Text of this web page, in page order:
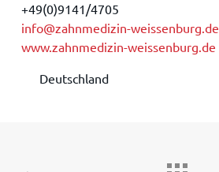
+49(0)9141/4705
info@zahnmedizin-weissenburg.de
www.zahnmedizin-weissenburg.de
Deutschland